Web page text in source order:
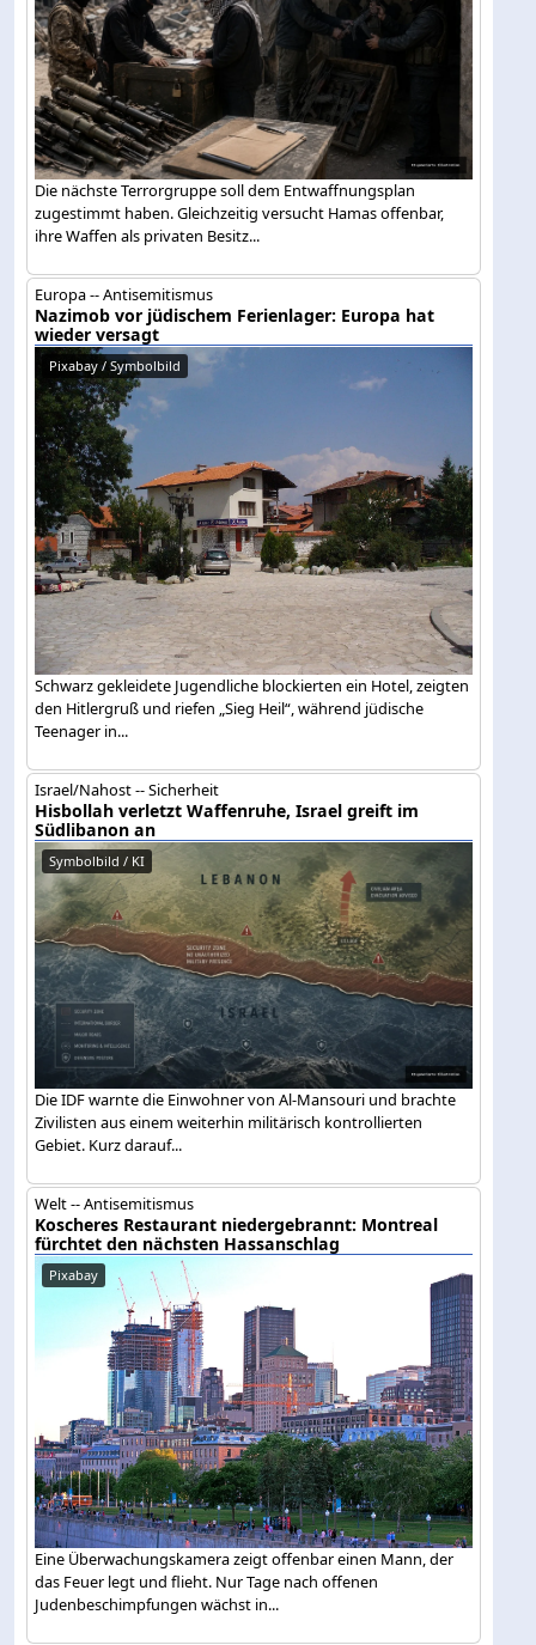
Die nächste Terrorgruppe soll dem Entwaffnungsplan
zugestimmt haben. Gleichzeitig versucht Hamas offenbar,
ihre Waffen als privaten Besitz...
Europa -- Antisemitismus
Nazimob vor jüdischem Ferienlager: Europa hat
wieder versagt
Pixabay / Symbolbild
Schwarz gekleidete Jugendliche blockierten ein Hotel, zeigten
den Hitlergruß und riefen „Sieg Heil“, während jüdische
Teenager in...
Israel/Nahost -- Sicherheit
Hisbollah verletzt Waffenruhe, Israel greift im
Südlibanon an
Symbolbild / KI
Die IDF warnte die Einwohner von Al-Mansouri und brachte
Zivilisten aus einem weiterhin militärisch kontrollierten
Gebiet. Kurz darauf...
Welt -- Antisemitismus
Koscheres Restaurant niedergebrannt: Montreal
fürchtet den nächsten Hassanschlag
Pixabay
Eine Überwachungskamera zeigt offenbar einen Mann, der
das Feuer legt und flieht. Nur Tage nach offenen
Judenbeschimpfungen wächst in...